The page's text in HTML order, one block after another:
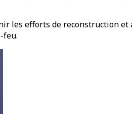
efforts de reconstruction et
feu.